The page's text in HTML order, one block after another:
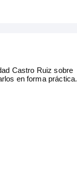
Castro Ruiz sobre
en forma práctica.